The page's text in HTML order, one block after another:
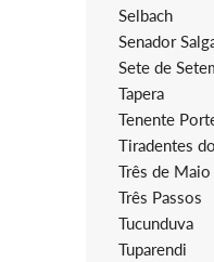
Selbach
Senador
Sete de
Tapera
Tenente
Tiradentes
Três de Maio
Três Passos
Tucunduva
Tuparendi